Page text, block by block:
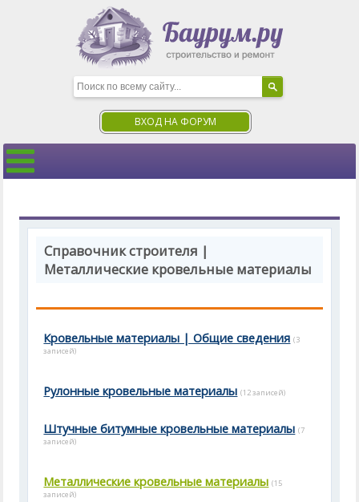
ВХОД НА ФОРУМ
Справочник строителя |
Металлические кровельные материалы
Кровельные материалы | Общие сведения (3
записей)
Рулонные кровельные материалы (12 записей)
Штучные битумные кровельные материалы (7
записей)
Металлические кровельные материалы (15
записей)